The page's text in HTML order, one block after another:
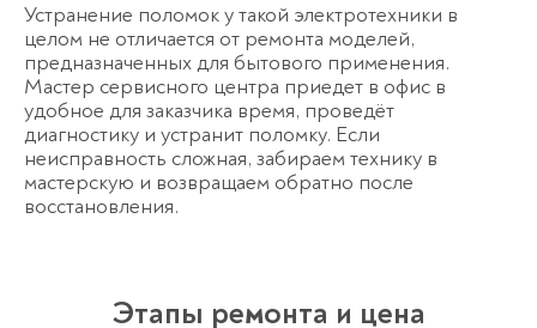
Устранение поломок у такой электротехники в
целом не отличается от ремонта моделей,
предназначенных для бытового применения.
Мастер сервисного центра приедет в офис в
удобное для заказчика время, проведёт
диагностику и устранит поломку. Если
неисправность сложная, забираем технику в
мастерскую и возвращаем обратно после
восстановления.
Этапы ремонта и цена